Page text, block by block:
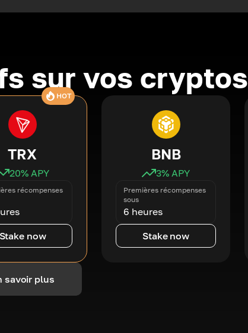
sur vos cryptos
HOT
TRX
20% APY
récompenses
Stake now
BNB
3% APY
Premières récompenses
sous
6 heures
Stake now
savoir plus